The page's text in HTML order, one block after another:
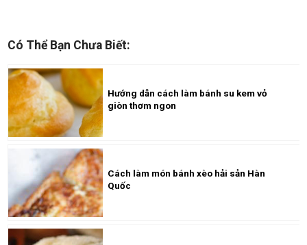
Có Thể Bạn Chưa Biết:
Hướng dẫn cách làm bánh su kem vỏ
giòn thơm ngon
Cách làm món bánh xèo hải sản Hàn
Quốc